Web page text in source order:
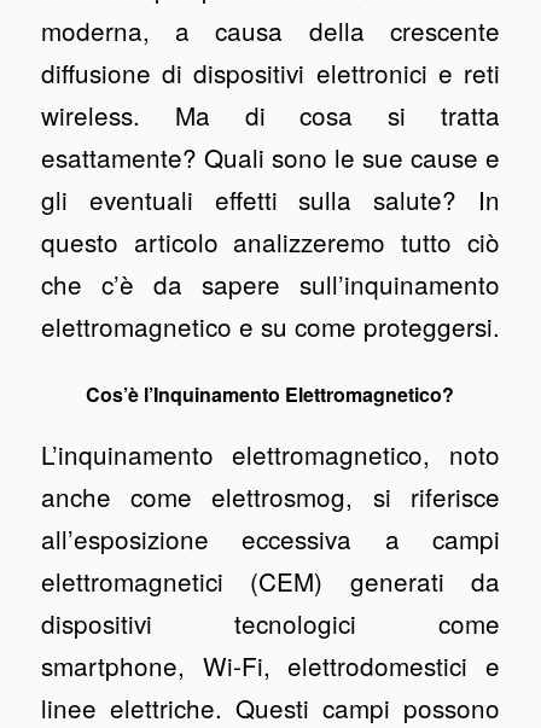
moderna, a causa della crescente
diffusione di dispositivi elettronici e reti
wireless. Ma di cosa si tratta
esattamente? Quali sono le sue cause e
gli eventuali effetti sulla salute? In
questo articolo analizzeremo tutto ciò
che c’è da sapere sull’inquinamento
elettromagnetico e su come proteggersi.
Cos’è l’Inquinamento Elettromagnetico?
L’inquinamento elettromagnetico, noto
anche come elettrosmog, si riferisce
all’esposizione eccessiva a campi
elettromagnetici (CEM) generati da
dispositivi tecnologici come
smartphone, Wi-Fi, elettrodomestici e
linee elettriche. Questi campi possono